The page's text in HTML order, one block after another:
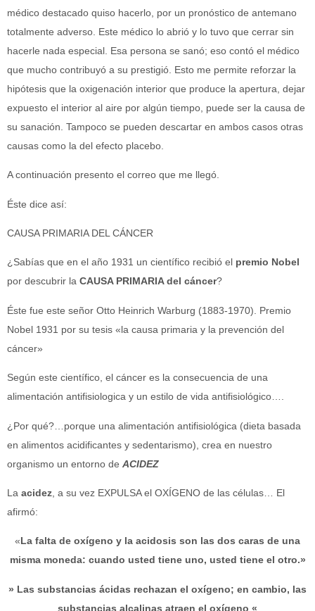
médico destacado quiso hacerlo, por un pronóstico de antemano
totalmente adverso. Este médico lo abrió y lo tuvo que cerrar sin
hacerle nada especial. Esa persona se sanó; eso contó el médico
que mucho contribuyó a su prestigió. Esto me permite reforzar la
hipótesis que la oxigenación interior que produce la apertura, dejar
expuesto el interior al aire por algún tiempo, puede ser la causa de
su sanación. Tampoco se pueden descartar en ambos casos otras
causas como la del efecto placebo.
A continuación presento el correo que me llegó.
Éste dice así:
CAUSA PRIMARIA DEL CÁNCER
¿Sabías que en el año 1931 un científico recibió el premio Nobel
por descubrir la CAUSA PRIMARIA del cáncer?
Éste fue este señor Otto Heinrich Warburg (1883-1970). Premio
Nobel 1931 por su tesis «la causa primaria y la prevención del
cáncer»
Según este científico, el cáncer es la consecuencia de una
alimentación antifisiologica y un estilo de vida antifisiológico….
¿Por qué?…porque una alimentación antifisiológica (dieta basada
en alimentos acidificantes y sedentarismo), crea en nuestro
organismo un entorno de ACIDEZ
La acidez , a su vez EXPULSA el OXÍGENO de las células… El
afirmó:
«La falta de oxígeno y la acidosis son las dos caras de una
misma moneda: cuando usted tiene uno, usted tiene el otro.»
» Las substancias ácidas rechazan el oxígeno; en cambio, las
substancias alcalinas atraen el oxígeno «